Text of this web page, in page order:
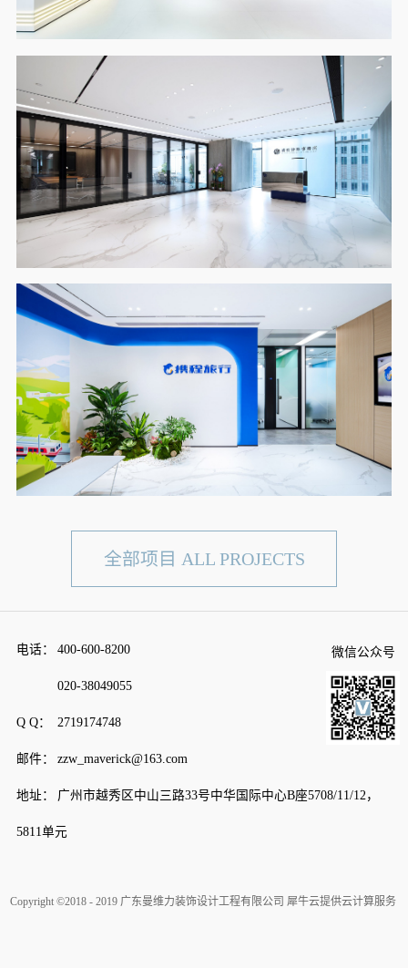
全部项目 ALL PROJECTS
电话： 400-600-8200
020-38049055
Q Q： 2719174748
邮件： zzw_maverick@163.com
地址： 广州市越秀区中山三路33号中华国际中心B座5708/11/12，
5811单元
微信公众号
Copyright ©2018 - 2019 广东曼维力装饰设计工程有限公司 犀牛云提供云计算服务